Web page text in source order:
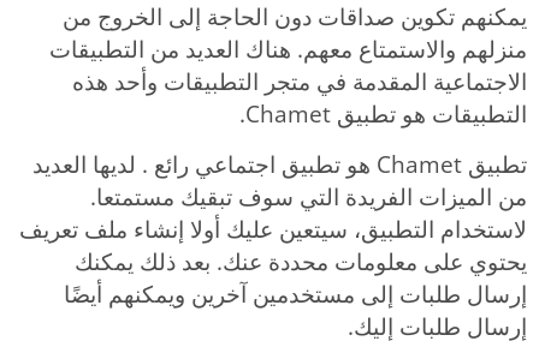
يمكنهم تكوين صداقات دون الحاجة إلى الخروج من
منزلهم والاستمتاع معهم. هناك العديد من التطبيقات
الاجتماعية المقدمة في متجر التطبيقات وأحد هذه
التطبيقات هو تطبيق Chamet.
تطبيق Chamet هو تطبيق اجتماعي رائع . لديها العديد
من الميزات الفريدة التي سوف تبقيك مستمتعا.
لاستخدام التطبيق، سيتعين عليك أولا إنشاء ملف تعريف
يحتوي على معلومات محددة عنك. بعد ذلك يمكنك
إرسال طلبات إلى مستخدمين آخرين ويمكنهم أيضًا
إرسال طلبات إليك.